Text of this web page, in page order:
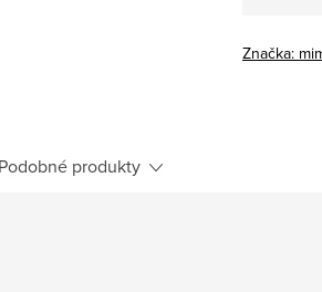
Značka:
Podobné produkty